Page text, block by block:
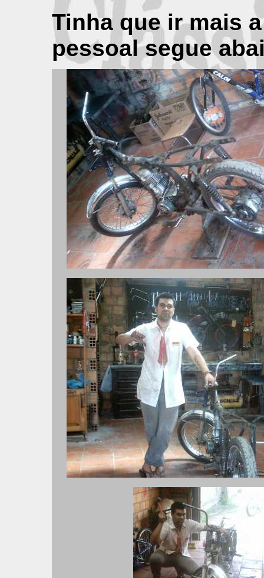
Tinha que ir mais
pessoal segue